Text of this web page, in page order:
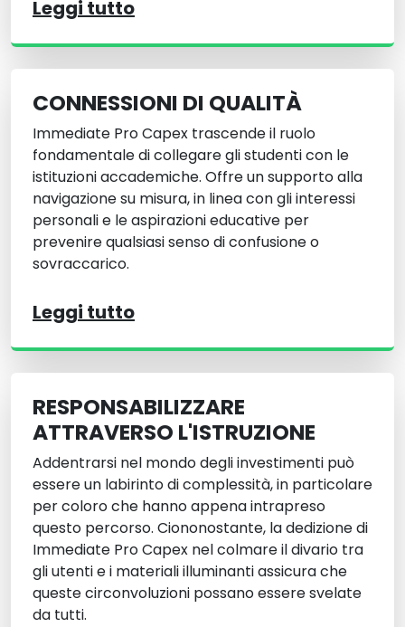
Leggi tutto
CONNESSIONI DI QUALITÀ
Immediate Pro Capex trascende il ruolo
fondamentale di collegare gli studenti con le
istituzioni accademiche. Offre un supporto alla
navigazione su misura, in linea con gli interessi
personali e le aspirazioni educative per
prevenire qualsiasi senso di confusione o
sovraccarico.
Leggi tutto
RESPONSABILIZZARE
ATTRAVERSO L'ISTRUZIONE
Addentrarsi nel mondo degli investimenti può
essere un labirinto di complessità, in particolare
per coloro che hanno appena intrapreso
questo percorso. Ciononostante, la dedizione di
Immediate Pro Capex nel colmare il divario tra
gli utenti e i materiali illuminanti assicura che
queste circonvoluzioni possano essere svelate
da tutti.